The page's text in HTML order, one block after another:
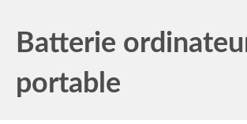
Batterie
portable